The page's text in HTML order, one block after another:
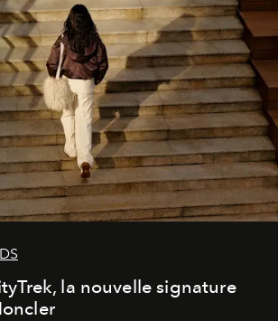
la nouvelle signature